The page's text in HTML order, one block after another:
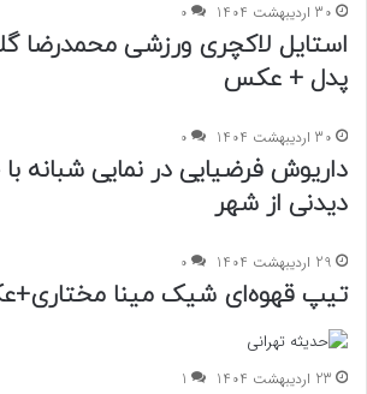
30 اردیبهشت 1404 0
استایل لاکچری ورزشی محمدرضا
پدل + عکس
30 اردیبهشت 1404 0
داریوش فرضیایی در نمایی شبانه
دیدنی از شهر
29 اردیبهشت 1404 0
تیپ قهوه‌ای شیک مینا
23 اردیبهشت 1404 1